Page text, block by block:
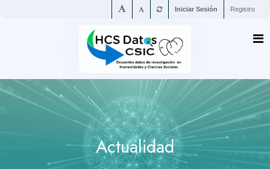
Iniciar Sesión Registro
Actualidad